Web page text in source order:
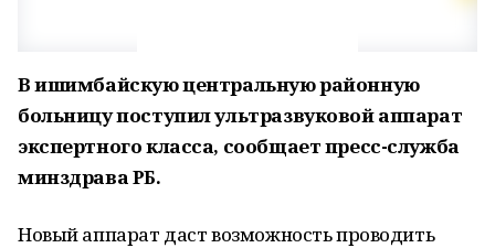
В ишимбайскую центральную районную
больницу поступил ультразвуковой аппарат
экспертного класса, сообщает пресс-служба
минздрава РБ.
Новый аппарат даст возможность проводить